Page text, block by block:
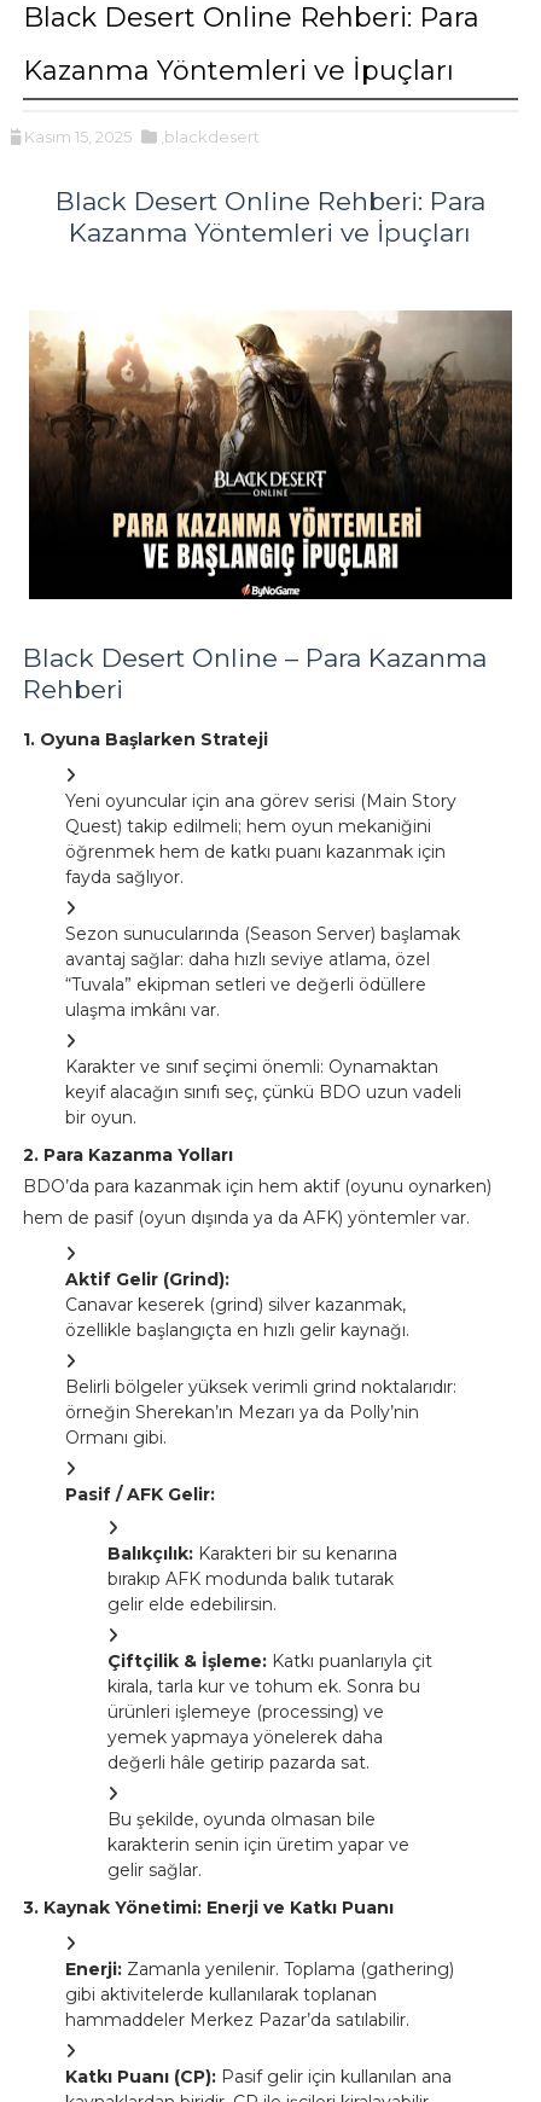
Black Desert Online Rehberi: Para
Kazanma Yöntemleri ve İpuçları
Kasım 15, 2025 ,blackdesert
Black Desert Online Rehberi: Para
Kazanma Yöntemleri ve İpuçları
Black Desert Online – Para Kazanma
Rehberi
1. Oyuna Başlarken Strateji
Yeni oyuncular için ana görev serisi (Main Story
Quest) takip edilmeli; hem oyun mekaniğini
öğrenmek hem de katkı puanı kazanmak için
fayda sağlıyor.
Sezon sunucularında (Season Server) başlamak
avantaj sağlar: daha hızlı seviye atlama, özel
“Tuvala” ekipman setleri ve değerli ödüllere
ulaşma imkânı var.
Karakter ve sınıf seçimi önemli: Oynamaktan
keyif alacağın sınıfı seç, çünkü BDO uzun vadeli
bir oyun.
2. Para Kazanma Yolları
BDO’da para kazanmak için hem aktif (oyunu oynarken)
hem de pasif (oyun dışında ya da AFK) yöntemler var.
Aktif Gelir (Grind):
Canavar keserek (grind) silver kazanmak,
özellikle başlangıçta en hızlı gelir kaynağı.
Belirli bölgeler yüksek verimli grind noktalarıdır:
örneğin Sherekan’ın Mezarı ya da Polly’nin
Ormanı gibi.
Pasif / AFK Gelir:
Balıkçılık:Karakteri bir su kenarına
bırakıp AFK modunda balık tutarak
gelir elde edebilirsin.
Çiftçilik & İşleme:Katkı puanlarıyla çit
kirala, tarla kur ve tohum ek. Sonra bu
ürünleri işlemeye (processing) ve
yemek yapmaya yönelerek daha
değerli hâle getirip pazarda sat.
Bu şekilde, oyunda olmasan bile
karakterin senin için üretim yapar ve
gelir sağlar.
3. Kaynak Yönetimi: Enerji ve Katkı Puanı
Enerji:Zamanla yenilenir. Toplama (gathering)
gibi aktivitelerde kullanılarak toplanan
hammaddeler Merkez Pazar’da satılabilir.
Katkı Puanı (CP):Pasif gelir için kullanılan ana